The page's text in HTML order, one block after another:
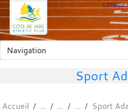
COTE DE
Sport
Accueil Sport
Panneau de gestion des cookies